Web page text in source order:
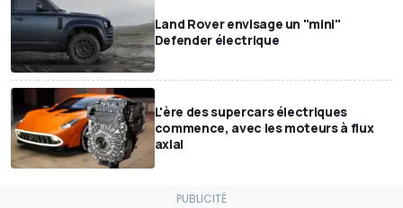
Land Rover envisage un "mini"
Defender électrique
L'ère des supercars électriques
commence, avec les moteurs à flux
axial